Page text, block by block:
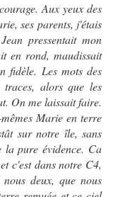
Aux yeux des
ses parents, j'étais
pressentait mon
en rond, maudissait
fidèle. Les mots des
alors que les
On me laissait faire.
Marie en terre
sur notre île, sans
la pure évidence. Ca
c'est dans notre C4,
deux, que nous